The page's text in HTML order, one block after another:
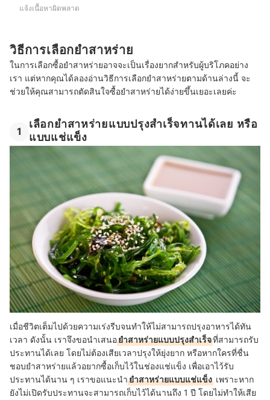
แจ้งเนื้อหาผิดพลาด
วิธีการเลือกยำสาหร่าย
ในการเลือกซื้อยำสาหร่ายอาจจะเป็นเรื่องยากสำหรับผู้บริโภคอย่าง
เรา แต่หากคุณได้ลองอ่านวิธีการเลือกยำสาหร่ายตามด้านล่างนี้ จะ
ช่วยให้คุณสามารถตัดสินใจซื้อยำสาหร่ายได้ง่ายขึ้นเยอะเลยค่ะ
1
เลือกยำสาหร่ายแบบปรุงสำเร็จทานได้เลย หรือ
แบบแช่แข็ง
เมื่อชีวิตเต็มไปด้วยความเร่งรีบจนทำให้ไม่สามารถปรุงอาหารได้ทัน
เวลา ดังนั้น เราจึงขอนำเสนอยำสาหร่ายแบบปรุงสำเร็จที่สามารถรับ
ประทานได้เลย โดยไม่ต้องเสียเวลาปรุงให้ยุ่งยาก หรือหากใครที่ชื่น
ชอบยำสาหร่ายแล้วอยากซื้อเก็บไว้ในช่องแช่แข็ง เพื่อเอาไว้รับ
ประทานได้นาน ๆ เราขอแนะนำยำสาหร่ายแบบแช่แข็ง เพราะหาก
ยังไม่เปิดรับประทานจะสามารถเก็บไว้ได้นานถึง 1 ปี โดยไม่ทำให้เสีย